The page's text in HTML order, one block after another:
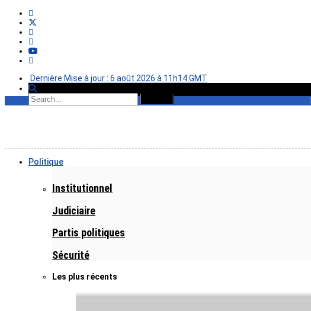
Dernière Mise à jour : 6 août 2026 à 11h14 GMT
Politique
Institutionnel
Judiciaire
Partis politiques
Sécurité
Les plus récents